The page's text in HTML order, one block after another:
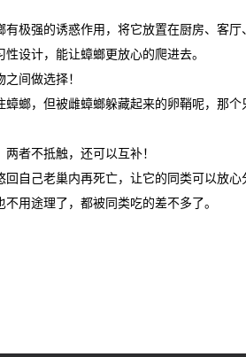
极强的诱惑作用，将它放置在厨房、客厅
设计，能让蟑螂更放心的爬进去。
间做选择！
螂，但被雌蟑螂躲藏起来的卵鞘呢，那
者不抵触，还可以互补！
回自己老巢内再死亡，让它的同类可以放心
用途理了，都被同类吃的差不多了。